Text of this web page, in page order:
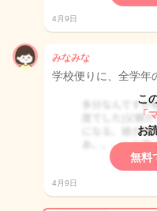
4月9日
みなみな
学校便りに、全学年
こ
「
お
無料
4月9日